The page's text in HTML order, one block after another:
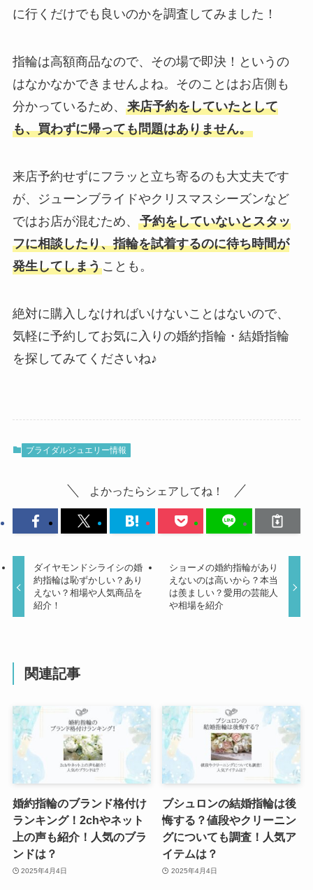
に行くだけでも良いのかを調査してみました！
指輪は高額商品なので、その場で即決！というの
はなかなかできませんよね。そのことはお店側も
分かっているため、 来店予約をしていたとして
も、買わずに帰っても問題はありません。
来店予約せずにフラッと立ち寄るのも大丈夫です
が、ジューンブライドやクリスマスシーズンなど
ではお店が混むため、 予約をしていないとスタッ
フに相談したり、指輪を試着するのに待ち時間が
発生してしまうことも。
絶対に購入しなければいけないことはないので、
気軽に予約してお気に入りの婚約指輪・結婚指輪
を探してみてくださいね♪
ブライダルジュエリー情報
よかったらシェアしてね！
ダイヤモンドシライシの婚
約指輪は恥ずかしい？あり
えない？相場や人気商品を
紹介！
ショーメの婚約指輪があり
えないのは高いから？本当
は羨ましい？愛用の芸能人
や相場を紹介
関連記事
婚約指輪のブランド格付け
ランキング！2chやネット
上の声も紹介！人気のブラ
ンドは？
2025年4月4日
ブシュロンの結婚指輪は後
悔する？値段やクリーニン
グについても調査！人気ア
イテムは？
2025年4月4日